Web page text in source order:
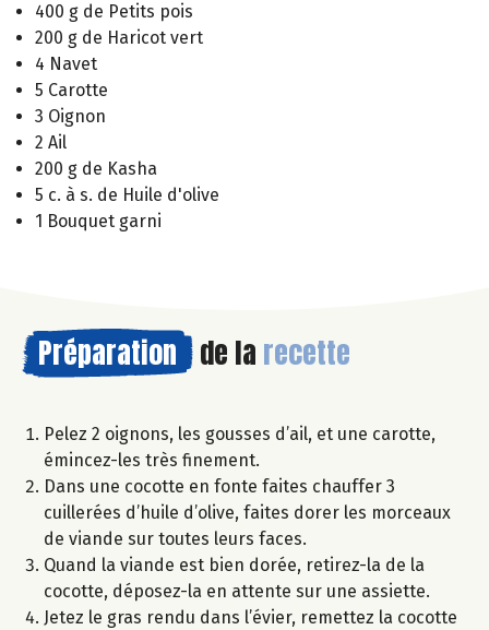
400 g de Petits pois
200 g de Haricot vert
4 Navet
5 Carotte
3 Oignon
2 Ail
200 g de Kasha
5 c. à s. de Huile d'olive
1 Bouquet garni
Préparation de la recette
Pelez 2 oignons, les gousses d’ail, et une carotte,
émincez-les très finement.
Dans une cocotte en fonte faites chauffer 3
cuillerées d’huile d’olive, faites dorer les morceaux
de viande sur toutes leurs faces.
Quand la viande est bien dorée, retirez-la de la
cocotte, déposez-la en attente sur une assiette.
Jetez le gras rendu dans l’évier, remettez la cocotte